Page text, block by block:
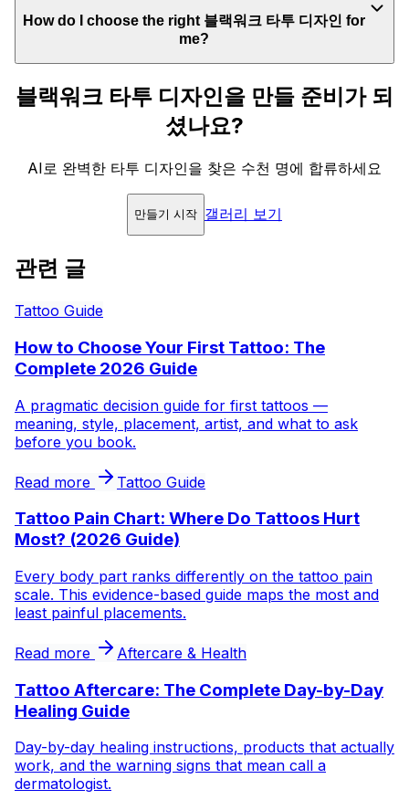
How do I choose the right 블랙워크 타투 디자인 for
me?
블랙워크 타투 디자인을 만들 준비가 되
셨나요?
AI로 완벽한 타투 디자인을 찾은 수천 명에 합류하세요
만들기 시작 갤러리 보기
관련 글
Tattoo Guide
How to Choose Your First Tattoo: The
Complete 2026 Guide
A pragmatic decision guide for first tattoos —
meaning, style, placement, artist, and what to ask
before you book.
Read more Tattoo Guide
Tattoo Pain Chart: Where Do Tattoos Hurt
Most? (2026 Guide)
Every body part ranks differently on the tattoo pain
scale. This evidence-based guide maps the most and
least painful placements.
Read more Aftercare & Health
Tattoo Aftercare: The Complete Day-by-Day
Healing Guide
Day-by-day healing instructions, products that actually
work, and the warning signs that mean call a
dermatologist.